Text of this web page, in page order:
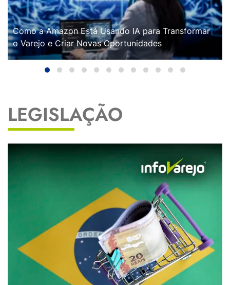
Como a Amazon Está Usando IA para Transformar
o Varejo e Criar Novas Oportunidades
LEGISLAÇÃO